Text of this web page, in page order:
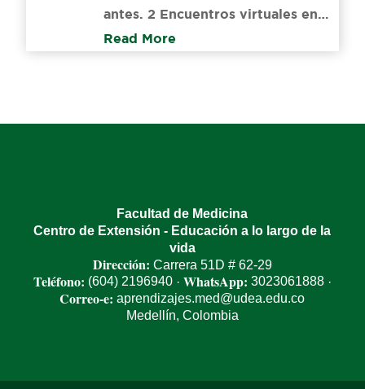
antes. 2 Encuentros virtuales en…
Read More
Facultad de Medicina
Centro de Extensión - Educación a lo largo de la
vida
Dirección: Carrera 51D # 62-29
Teléfono: (604) 2196940· WhatsApp: 3023061888·
Correo-e: aprendizajes.med@udea.edu.co
Medellín, Colombia